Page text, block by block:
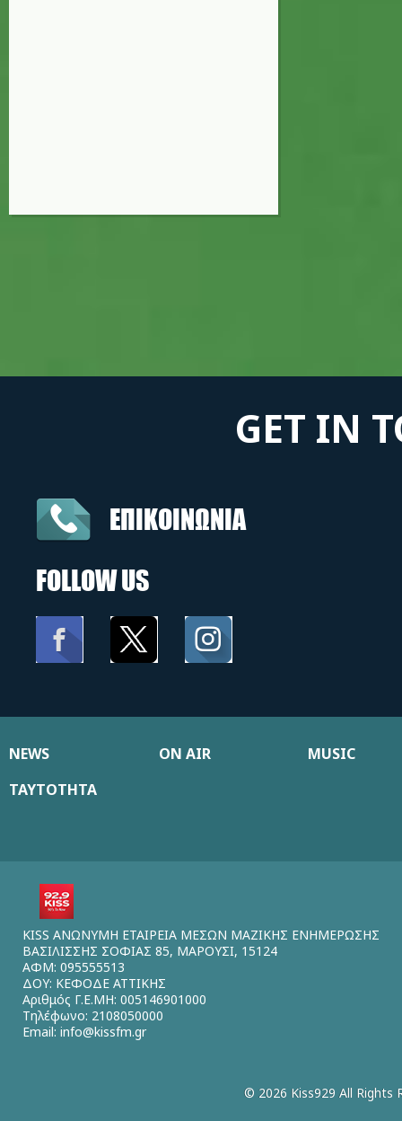
GET IN
ΕΠΙΚΟΙΝΩΝΙΑ
FOLLOW US
NEWS ON AIR
MUSIC
ΤΑΥΤΟΤΗΤΑ
KISS ΑΝΩΝΥΜΗ ΕΤΑΙΡΕΙΑ ΜΕΣΩΝ ΜΑΖΙΚΗΣ ΕΝΗΜΕΡΩΣΗΣ
ΒΑΣΙΛΙΣΣΗΣ ΣΟΦΙΑΣ 85, ΜΑΡΟΥΣΙ, 15124
ΑΦΜ: 095555513
ΔΟΥ: ΚΕΦΟΔΕ ΑΤΤΙΚΗΣ
Αριθμός Γ.Ε.ΜΗ: 005146901000
Τηλέφωνο: 2108050000
Email: info@kissfm.gr
© 2026 Kiss929 All Rights